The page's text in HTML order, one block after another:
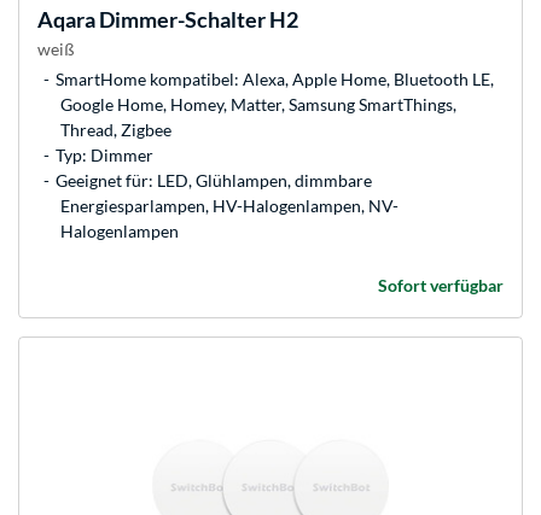
AqaraDimmer-Schalter H2
weiß
SmartHome kompatibel: Alexa, Apple Home, Bluetooth LE,
Google Home, Homey, Matter, Samsung SmartThings,
Thread, Zigbee
Typ: Dimmer
Geeignet für: LED, Glühlampen, dimmbare
Energiesparlampen, HV-Halogenlampen, NV-
Halogenlampen
Sofort verfügbar